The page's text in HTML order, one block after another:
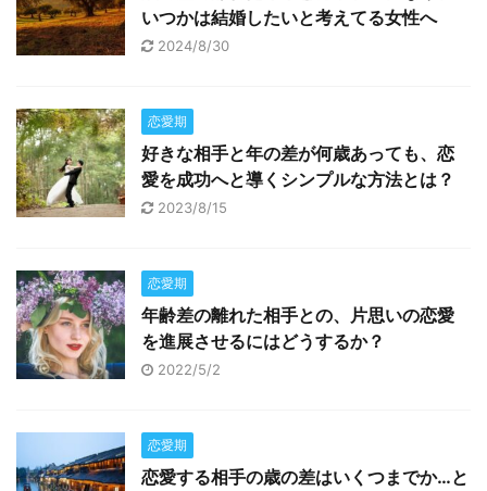
いつかは結婚したいと考えてる女性へ
2024/8/30
恋愛期
好きな相手と年の差が何歳あっても、恋
愛を成功へと導くシンプルな方法とは？
2023/8/15
恋愛期
年齢差の離れた相手との、片思いの恋愛
を進展させるにはどうするか？
2022/5/2
恋愛期
恋愛する相手の歳の差はいくつまでか…と